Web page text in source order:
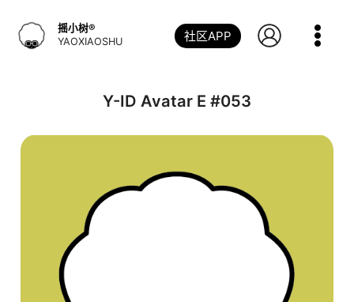
摇小树®️
YAOXIAOSHU
社区APP
Y-ID Avatar E #053